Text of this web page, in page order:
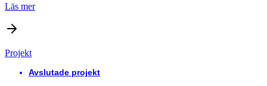
Läs mer
Projekt
Avslutade projekt